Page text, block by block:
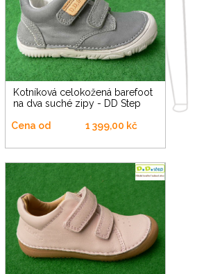
Kotníková celokožená barefoot
na dva suché zipy - DD Step
Cena od 1 399,00 kč